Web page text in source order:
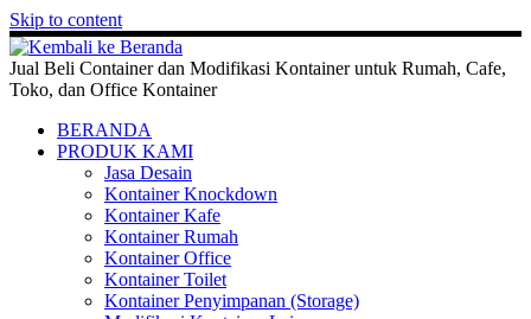
Skip to content
Jual Beli Container dan Modifikasi Kontainer untuk Rumah, Cafe,
Toko, dan Office Kontainer
BERANDA
PRODUK KAMI
Jasa Desain
Kontainer Knockdown
Kontainer Kafe
Kontainer Rumah
Kontainer Office
Kontainer Toilet
Kontainer Penyimpanan (Storage)